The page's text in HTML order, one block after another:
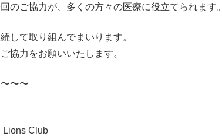
のご協力が、多くの方々の医療に役立てられます。
して取り組んでまいります。
協力をお願いいたします。
〜〜
Lions Club